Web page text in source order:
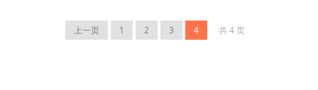
上一页 1 2 3 4 共 4 页